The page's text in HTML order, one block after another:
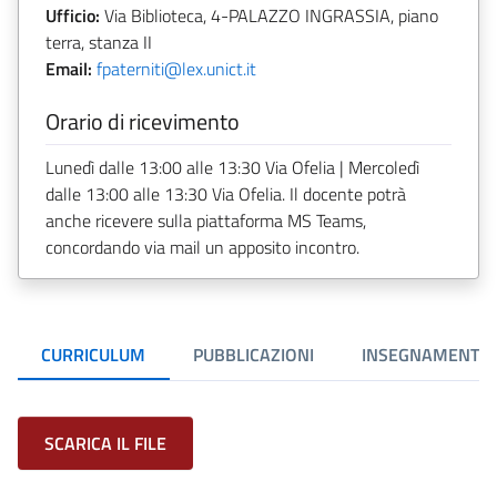
Ufficio: Via Biblioteca, 4-PALAZZO INGRASSIA, piano
terra, stanza II
Email: fpaterniti@lex.unict.it
Orario di ricevimento
Lunedì dalle 13:00 alle 13:30 Via Ofelia | Mercoledì
dalle 13:00 alle 13:30 Via Ofelia. Il docente potrà
anche ricevere sulla piattaforma MS Teams,
concordando via mail un apposito incontro.
CURRICULUM PUBBLICAZIONI INSEGNAMENTI
SCARICA IL FILE